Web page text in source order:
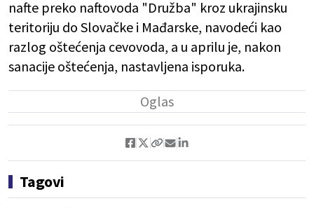
nafte preko naftovoda "Družba" kroz ukrajinsku
teritoriju do Slovačke i Mađarske, navodeći kao
razlog oštećenja cevovoda, a u aprilu je, nakon
sanacije oštećenja, nastavljena isporuka.
Tagovi